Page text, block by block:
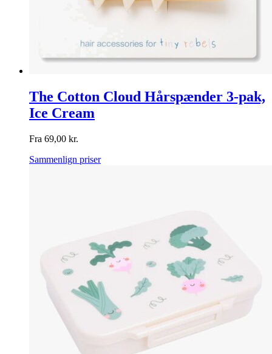
The Cotton Cloud Hårspænder 3-pak,
Ice Cream
Fra 69,00 kr.
Sammenlign priser